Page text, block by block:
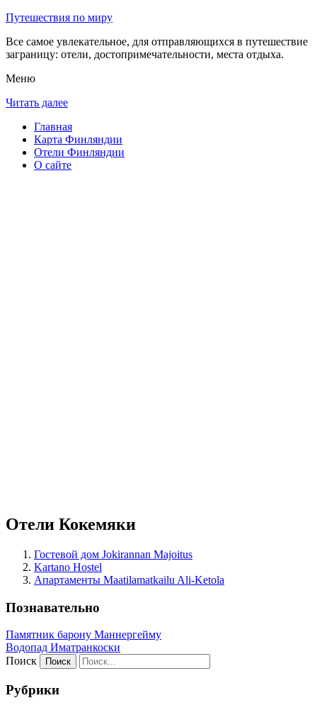
Путешествия по миру
Все самое увлекательное, для отправляющихся в путешествие
заграницу: отели, достопримечательности, места отдыха.
Меню
Читать далее
Главная
Карта Финляндии
Отели Финляндии
О сайте
Отели Кокемяки
Гостевой дом Jokirannan Majoitus
Kartano Hostel
Апартаменты Maatilamatkailu Ali-Ketola
Познавательно
Памятник барону Маннергейму
Водопад Иматранкоски
Поиск
Рубрики